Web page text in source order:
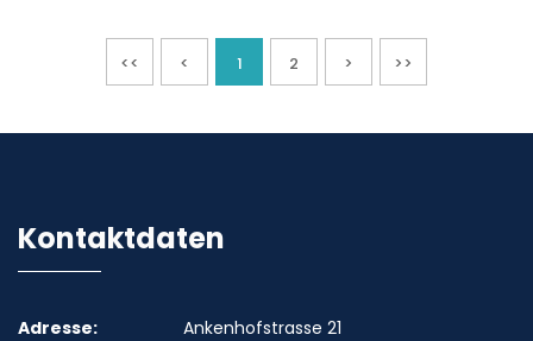
<< < 1 2 > >>
Kontaktdaten
Adresse:
Ankenhofstrasse 21